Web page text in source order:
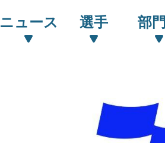
ニュース 選手 部